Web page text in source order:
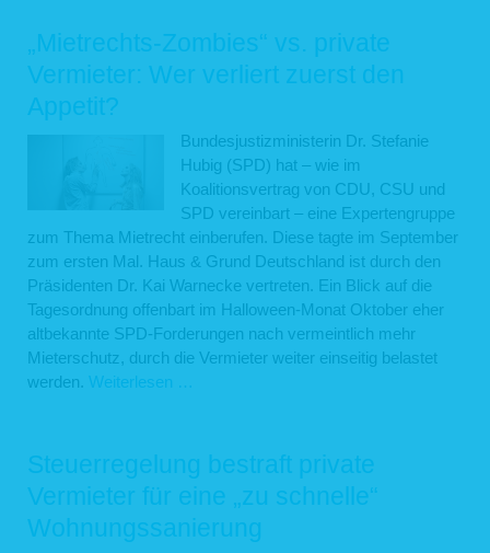
Asche
von
im
Garten
verstreut
werden?
„Mietrechts-Zombies“ vs. private
Vermieter: Wer verliert zuerst den
Appetit?
Bundesjustizministerin Dr. Stefanie
Hubig (SPD) hat – wie im
Koalitionsvertrag von CDU, CSU und
SPD vereinbart – eine Expertengruppe
zum Thema Mietrecht einberufen. Diese tagte im September
zum ersten Mal. Haus & Grund Deutschland ist durch den
Präsidenten Dr. Kai Warnecke vertreten. Ein Blick auf die
Tagesordnung offenbart im Halloween-Monat Oktober eher
altbekannte SPD-Forderungen nach vermeintlich mehr
Mieterschutz, durch die Vermieter weiter einseitig belastet
werden. Weiterlesen …
private
Vermieter:
Wer
verliert
Steuerregelung bestraft private
Vermieter für eine „zu schnelle“
Wohnungssanierung